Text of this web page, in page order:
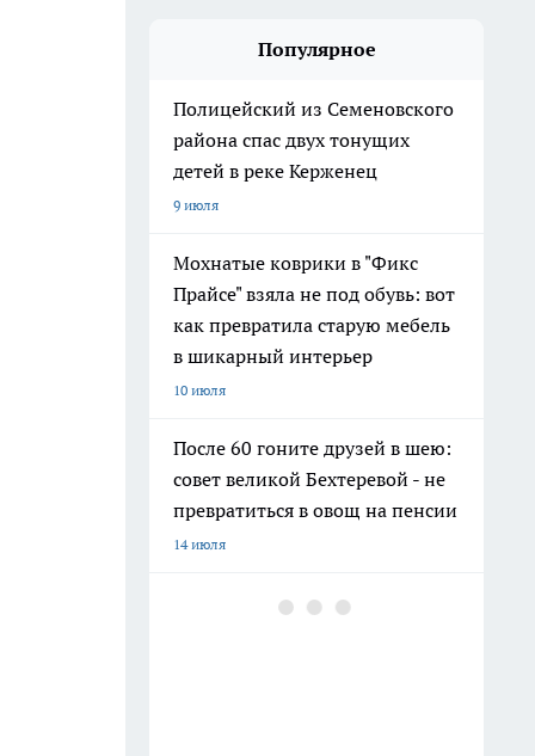
Популярное
Полицейский из Семеновского
района спас двух тонущих
детей в реке Керженец
9 июля
Мохнатые коврики в "Фикс
Прайсе" взяла не под обувь: вот
как превратила старую мебель
в шикарный интерьер
10 июля
После 60 гоните друзей в шею:
совет великой Бехтеревой - не
превратиться в овощ на пенсии
14 июля
Гигант с нежной душой: как